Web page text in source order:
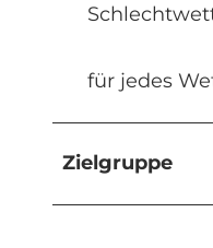
für jedes
Zielgruppe